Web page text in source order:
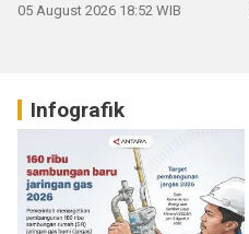
05 August 2026 18:52 WIB
Infografik